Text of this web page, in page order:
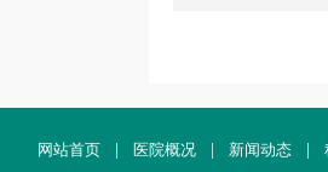
网站首页 医院概况 新闻动态